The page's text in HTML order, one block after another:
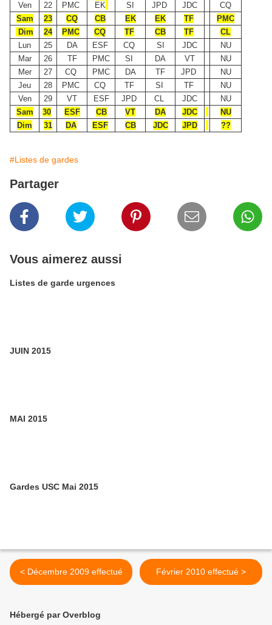
Ven
22 PMC EK SI JPD JDC
CQ
Sam
23 CQ CB EK EK TF
PMC
Dim
24 PMC CQ TF CB TF
CL
Lun
25 DA ESF CQ SI JDC
NU
Mar
26 TF PMC SI DA VT
NU
Mer
27 CQ PMC DA TF JPD
NU
Jeu
28 PMC CQ TF SI TF
NU
Ven
29 VT ESF JPD CL JDC
NU
Sam
30 ESF CB VT DA JDC
NU
Dim
31 DA ESF CB JDC JPD ??
#Listes de gardes
Partager
Vous aimerez aussi
Listes de garde urgences
JUIN 2015
MAI 2015
Gardes USC Mai 2015
< Décembre 2009 effectué Février 2010 effectué >
Hébergé par Overblog